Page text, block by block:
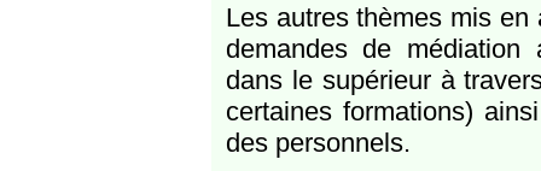
Les autres thèmes mis
demandes de médiation
dans le supérieur à
certaines formations)
des personnels.